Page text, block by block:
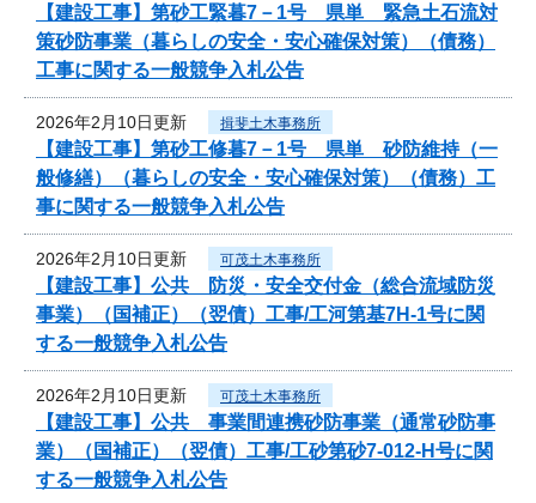
【建設工事】第砂工緊暮7－1号 県単 緊急土石流対
策砂防事業（暮らしの安全・安心確保対策）（債務）
工事に関する一般競争入札公告
2026年2月10日更新 揖斐土木事務所
【建設工事】第砂工修暮7－1号 県単 砂防維持（一
般修繕）（暮らしの安全・安心確保対策）（債務）工
事に関する一般競争入札公告
2026年2月10日更新 可茂土木事務所
【建設工事】公共 防災・安全交付金（総合流域防災
事業）（国補正）（翌債）工事/工河第基7H-1号に関
する一般競争入札公告
2026年2月10日更新 可茂土木事務所
【建設工事】公共 事業間連携砂防事業（通常砂防事
業）（国補正）（翌債）工事/工砂第砂7-012‐H号に関
する一般競争入札公告